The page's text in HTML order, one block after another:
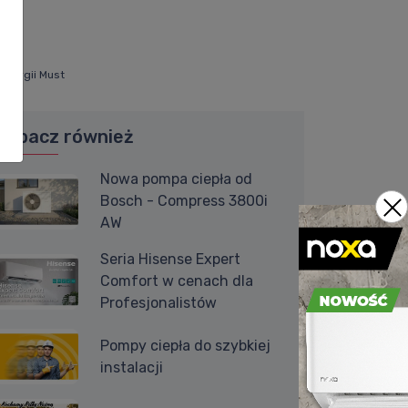
Must
Zobacz również
Nowa pompa ciepła od
Bosch - Compress 3800i
AW
Seria Hisense Expert
Comfort w cenach dla
Profesjonalistów
Pompy ciepła do szybkiej
instalacji